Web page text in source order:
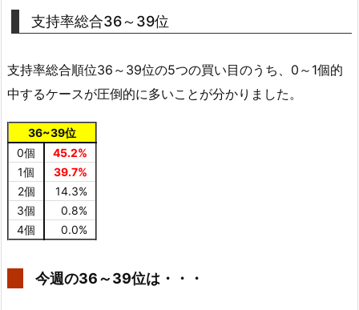
支持率総合36～39位
支持率総合順位36～39位の5つの買い目のうち、0～1個的
中するケースが圧倒的に多いことが分かりました。
36~39位
0個
45.2%
1個
39.7%
2個
14.3%
3個
0.8%
4個
0.0%
今週の36～39位は・・・